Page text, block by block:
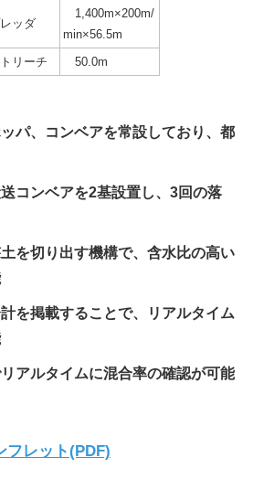
ッダ
1,400m×200m/
min×56.5m
リーチ
50.0m
パ、コンベアを常設しており、都
コンベアを2基設置し、3回の落
を切り出す機構で、含水比の高い
を掲載することで、リアルタイム
アルタイムに混合率の確認が可能
フレット(PDF)